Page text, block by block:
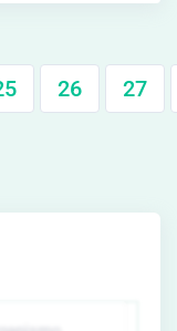
26 27